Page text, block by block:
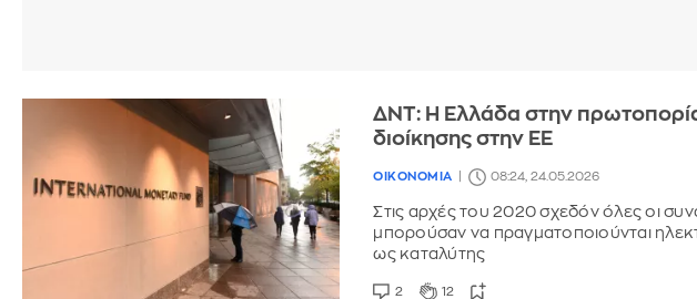
ΔΝΤ: Η Ελλάδα στην
διοίκησης στην ΕΕ
ΟΙΚΟΝΟΜΙΑ 08:24, 24.05.2026
Στις αρχές του 2020 σχεδόν όλες οι
μπορούσαν να πραγματοποιούνται
ως καταλύτης
2 12